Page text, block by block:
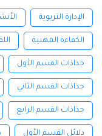
الإدارة التربوية
الكفاءة المهنية
جذاذات القسم الأول
جذاذات القسم الثاني
جذاذات القسم الرابع
دلائل القسم الأول